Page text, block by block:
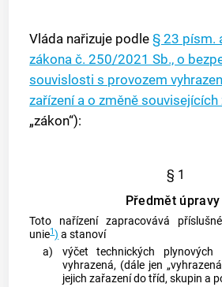
Vláda nařizuje podle§ 23 písm.
zákona č. 250/2021 Sb., o
souvislosti s provozem
zařízení a o změně souvisejících
„zákon“):
§ 1
Předmět úpravy
Toto nařízení zapracovává
unie1) a stanoví
a)
výčet technických
vyhrazená, (dále jen
jejich zařazení do tříd, skupin a